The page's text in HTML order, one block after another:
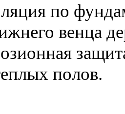
по
венца
полов.